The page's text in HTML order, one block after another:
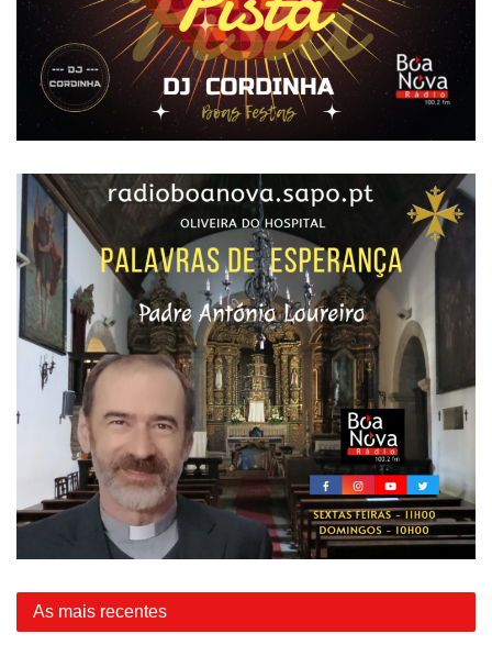
As mais recentes